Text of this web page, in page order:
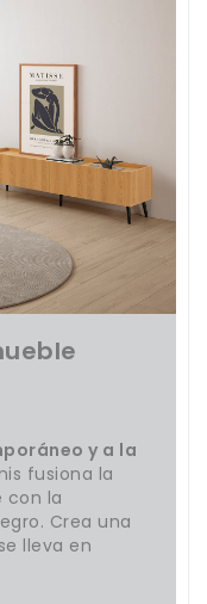
y a la
fusiona la
con la
Crea una
lleva en